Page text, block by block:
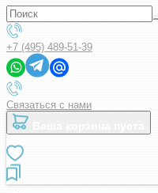
+7 (495) 489-51-39
Связаться с нами